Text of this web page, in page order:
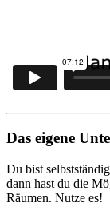
Das eigene
Du bist
dann hast du die
Räumen. Nutze es!